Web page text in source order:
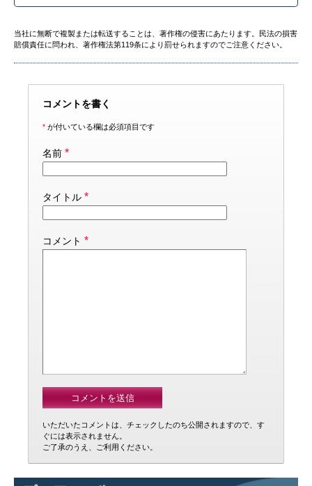
当社に無断で複製または転送することは、著作権の侵害にあたります。民法の損害
賠償責任に問われ、著作権法第119条により罰せられますのでご注意ください。
コメントを書く
* が付いている欄は必須項目です
名前 *
タイトル *
コメント *
いただいたコメントは、チェックしたのち公開されますので、す
ぐには表示されません。
ご了承のうえ、ご利用ください。